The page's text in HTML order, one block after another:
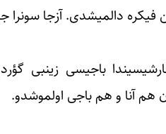
فیکره دالمیشدی. آزجا سونرا
باجیسی زینبی
آنا و هم باجی اولموشدو.